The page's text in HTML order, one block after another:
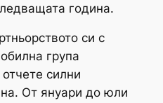
година.
си с
група
силни
От януари до юли